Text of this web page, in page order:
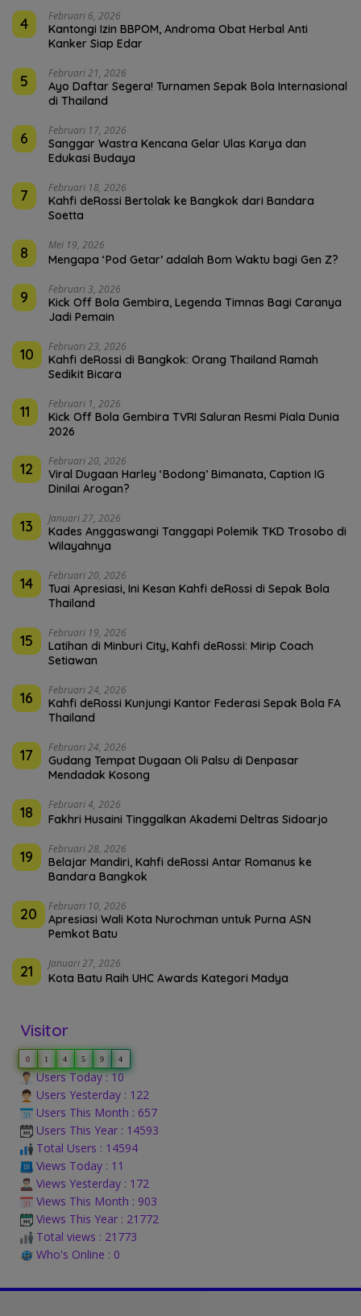
4 Februari 6, 2026
Kantongi Izin BBPOM, Androma Obat Herbal Anti
Kanker Siap Edar
5 Februari 21, 2026
Ayo Daftar Segera! Turnamen Sepak Bola Internasional
di Thailand
6 Februari 17, 2026
Sanggar Wastra Kencana Gelar Ulas Karya dan
Edukasi Budaya
7 Februari 18, 2026
Kahfi deRossi Bertolak ke Bangkok dari Bandara
Soetta
8 Mei 19, 2026
Mengapa ‘Pod Getar’ adalah Bom Waktu bagi Gen Z?
9 Februari 3, 2026
Kick Off Bola Gembira, Legenda Timnas Bagi Caranya
Jadi Pemain
10 Februari 23, 2026
Kahfi deRossi di Bangkok: Orang Thailand Ramah
Sedikit Bicara
11 Februari 1, 2026
Kick Off Bola Gembira TVRI Saluran Resmi Piala Dunia
2026
12 Februari 20, 2026
Viral Dugaan Harley ‘Bodong’ Bimanata, Caption IG
Dinilai Arogan?
13 Januari 27, 2026
Kades Anggaswangi Tanggapi Polemik TKD Trosobo di
Wilayahnya
14 Februari 20, 2026
Tuai Apresiasi, Ini Kesan Kahfi deRossi di Sepak Bola
Thailand
15 Februari 19, 2026
Latihan di Minburi City, Kahfi deRossi: Mirip Coach
Setiawan
16 Februari 24, 2026
Kahfi deRossi Kunjungi Kantor Federasi Sepak Bola FA
Thailand
17 Februari 24, 2026
Gudang Tempat Dugaan Oli Palsu di Denpasar
Mendadak Kosong
18 Februari 4, 2026
Fakhri Husaini Tinggalkan Akademi Deltras Sidoarjo
19 Februari 28, 2026
Belajar Mandiri, Kahfi deRossi Antar Romanus ke
Bandara Bangkok
20 Februari 10, 2026
Apresiasi Wali Kota Nurochman untuk Purna ASN
Pemkot Batu
21 Januari 27, 2026
Kota Batu Raih UHC Awards Kategori Madya
Visitor
0 1 4 5 9 4
Users Today : 10
Users Yesterday : 122
Users This Month : 657
Users This Year : 14593
Total Users : 14594
Views Today : 11
Views Yesterday : 172
Views This Month : 903
Views This Year : 21772
Total views : 21773
Who's Online : 0